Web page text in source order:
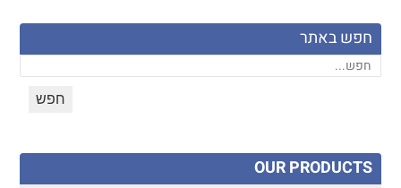
חפש באתר
OUR PRODUCTS